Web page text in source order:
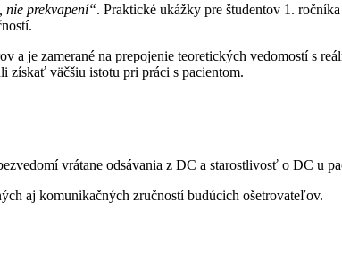
nie prekvapení“. Praktické ukážky pre študentov 1.
je zamerané na prepojenie teoretických vedomostí s
získať väčšiu istotu pri práci s pacientom.
vrátane odsávania z DC a starostlivosť o DC u
aj komunikačných zručností budúcich ošetrovateľov.